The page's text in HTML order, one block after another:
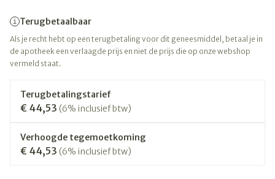
Terugbetaalbaar
Als je recht hebt op een terugbetaling voor dit geneesmiddel, betaal je in
de apotheek een verlaagde prijs en niet de prijs die op onze webshop
vermeld staat.
Terugbetalingstarief
€ 44,53 (6% inclusief btw)
Verhoogde tegemoetkoming
€ 44,53 (6% inclusief btw)